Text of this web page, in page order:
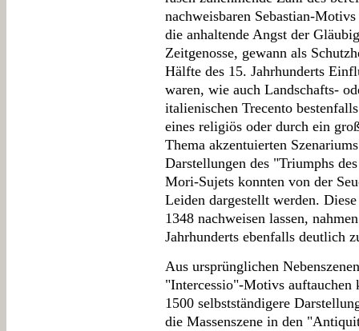
nachweisbaren Sebastian-
die anhaltende Angst der
Zeitgenosse, gewann als
Hälfte des 15. Jahrhunderts
waren, wie auch Landschafts-
italienischen Trecento
eines religiös oder durch ein
Thema akzentuierten
Darstellungen des "Triumphs
Mori-Sujets konnten von der
Leiden dargestellt werden.
1348 nachweisen lassen,
Jahrhunderts ebenfalls deutlich
Aus ursprünglichen
"Intercessio"-Motivs auftauchen
1500 selbstständigere
die Massenszene in den